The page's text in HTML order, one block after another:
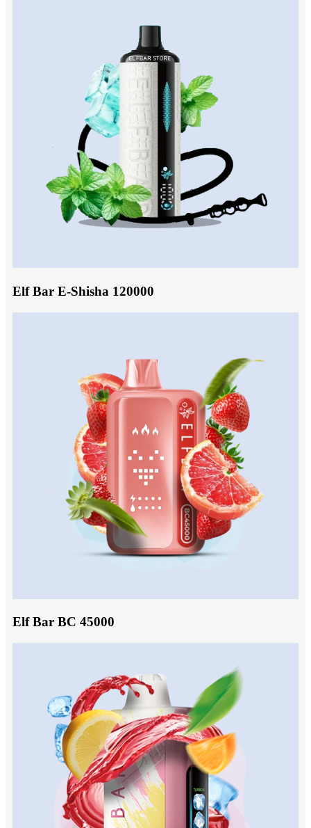
Elf Bar E-Shisha 120000
Elf Bar BC 45000